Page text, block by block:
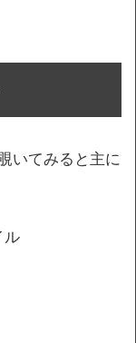
いてみると主に
ル